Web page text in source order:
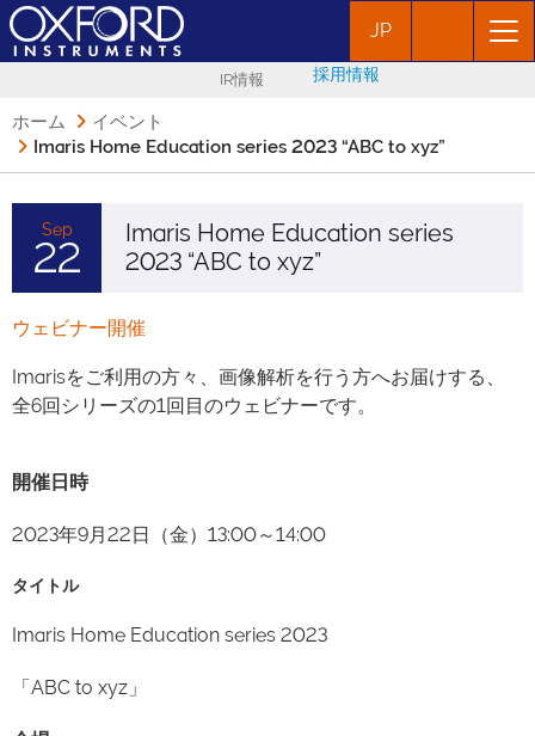
JP
IR情報 採用情報
ホーム
イベント
Imaris Home Education series 2023 “ABC to xyz”
Sep
22
Imaris Home Education series
2023 “ABC to xyz”
ウェビナー開催
Imarisをご利用の方々、画像解析を行う方へお届けする、
全6回シリーズの1回目のウェビナーです。
開催日時
2023年9月22日（金）13:00～14:00
タイトル
Imaris Home Education series 2023
「ABC to xyz」